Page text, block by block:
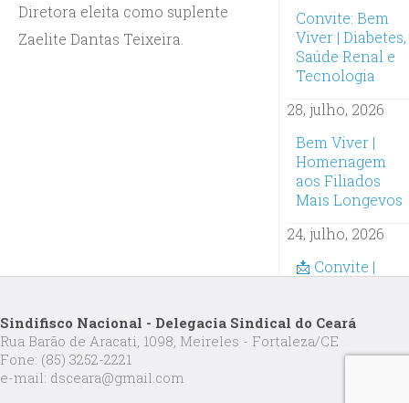
Diretora eleita como suplente
Zaelite Dantas Teixeira.
Convite: Bem
Viver | Diabetes,
Saúde Renal e
Tecnologia
28, julho, 2026
Bem Viver |
Homenagem
aos Filiados
Mais Longevos
24, julho, 2026
📩 Convite |
Artificial na
Prática:
Inscrições
Sindifisco Nacional - Delegacia Sindical do Ceará
Rua Barão de Aracati, 1098, Meireles - Fortaleza/CE
Fone: (85) 3252-2221
e-mail: dsceara@gmail.com